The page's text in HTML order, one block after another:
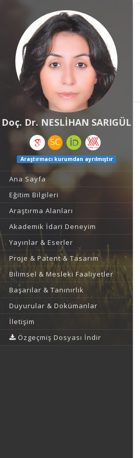
Doç. Dr. NESLİHAN SARIGÜL
Araştırmacı kurumdan ayrılmıştır
Ana Sayfa
Eğitim Bilgileri
Araştırma Alanları
Akademik İdari Deneyim
Yayınlar & Eserler
Proje & Patent & Tasarım
Bilimsel & Mesleki Faaliyetler
Başarılar & Tanınırlık
Duyurular & Dokümanlar
İletişim
Özgeçmiş Dosyası İndir